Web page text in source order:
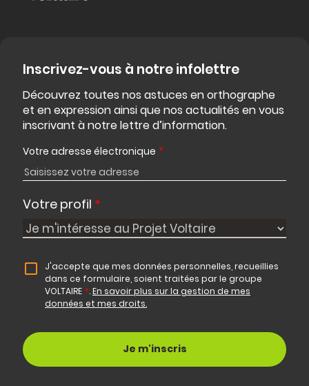
Inscrivez-vous à notre infolettre
Découvrez toutes nos astuces en orthographe
et en expression ainsi que nos actualités en vous
inscrivant à notre lettre d’information.
Votre adresse électronique *
Votre profil *
J'accepte que mes données personnelles, recueillies
dans ce formulaire, soient traitées par le groupe
VOLTAIRE *.En savoir plus sur la gestion de mes
données et mes droits.